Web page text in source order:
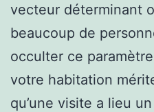
vecteur déterminant
beaucoup de
occulter ce
votre habitation
qu’une visite a lieu